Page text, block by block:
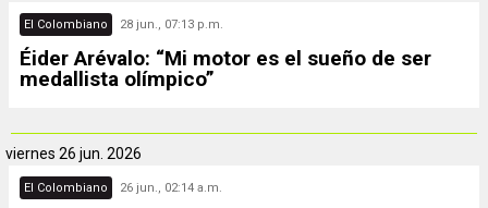
El Colombiano 28 jun., 07:13 p.m.
Éider Arévalo: “Mi motor es el sueño de ser
medallista olímpico”
viernes 26 jun. 2026
El Colombiano 26 jun., 02:14 a.m.